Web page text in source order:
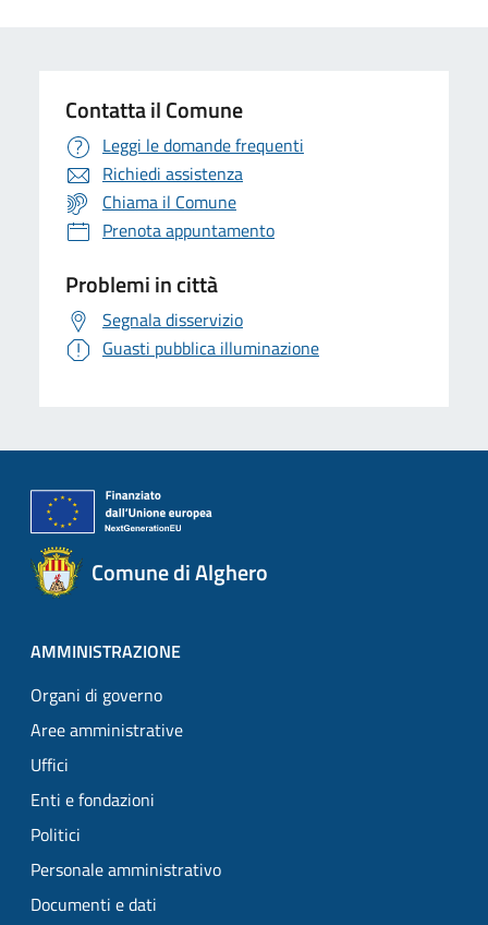
Contatta il Comune
Leggi le domande frequenti
Richiedi assistenza
Chiama il Comune
Prenota appuntamento
Problemi in città
Segnala disservizio
Guasti pubblica illuminazione
Comune di Alghero
AMMINISTRAZIONE
Organi di governo
Aree amministrative
Uffici
Enti e fondazioni
Politici
Personale amministrativo
Documenti e dati